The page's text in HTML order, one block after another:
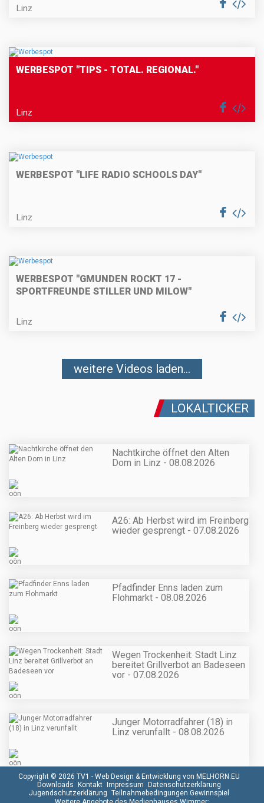
Linz
WERBESPOT "TIPS - TOTAL. REGIONAL."
Linz
WERBESPOT "LIFE RADIO SCHOOLS DAY"
Linz
WERBESPOT "GMUNDEN ROCKT 17 -
SPORTFREUNDE STILLER UND MILOW"
Linz
weitere Videos laden...
LOKALTICKER
Nachtkirche öffnet den Alten
Dom in Linz - 08.08.2026
A26: Ab Herbst wird im Freinberg
wieder gesprengt - 07.08.2026
Pfadfinder Enns laden zum
Flohmarkt - 08.08.2026
Wegen Trockenheit: Stadt Linz
bereitet Grillverbot an Badeseen
vor - 07.08.2026
Junger Motorradfahrer (18) in
Linz verunfallt - 08.08.2026
Copyright © 2026 TV1 - Web Design & Entwicklung von MELHORN.EU
Downloads
Kontakt Impressum
Datenschutzerklärung
Jugendschutzerklärung Teilnahmebedingungen Gewinnspiel